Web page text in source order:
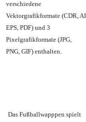
verschiedene
Vektorgrafikformate (CDR, AI
EPS, PDF) und 3
Pixelgrafikformate (JPG,
PNG, GIF) enthalten.
Das Fußballwapppen spielt